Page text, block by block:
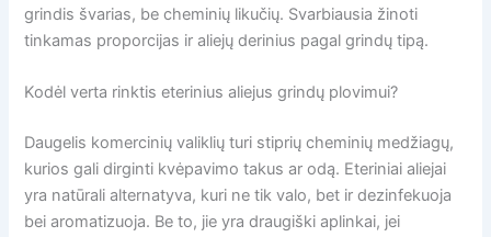
grindis švarias, be cheminių likučių. Svarbiausia žinoti
tinkamas proporcijas ir aliejų derinius pagal grindų tipą.
Kodėl verta rinktis eterinius aliejus grindų plovimui?
Daugelis komercinių valiklių turi stiprių cheminių medžiagų,
kurios gali dirginti kvėpavimo takus ar odą. Eteriniai aliejai
yra natūrali alternatyva, kuri ne tik valo, bet ir dezinfekuoja
bei aromatizuoja. Be to, jie yra draugiški aplinkai, jei